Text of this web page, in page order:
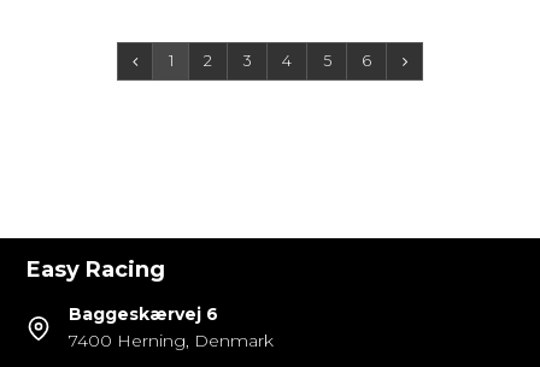
1 2 3 4 5 6
Easy Racing
Baggeskærvej 6
7400 Herning, Denmark